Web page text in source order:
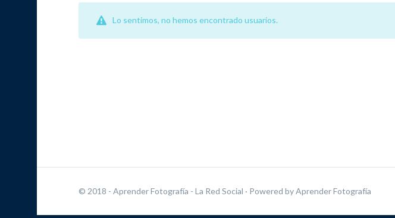
Lo sentimos, no hemos encontrado usuarios.
© 2018 - Aprender Fotografía - La Red Social · Powered byAprender Fotografía